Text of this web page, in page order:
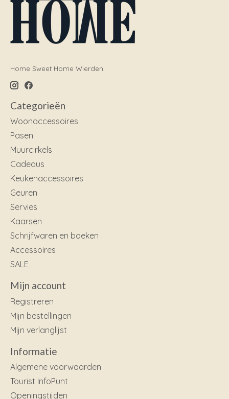
Home Sweet Home Wierden
Categorieën
Woonaccessoires
Pasen
Muurcirkels
Cadeaus
Keukenaccessoires
Geuren
Servies
Kaarsen
Schrijfwaren en boeken
Accessoires
SALE
Mijn account
Registreren
Mijn bestellingen
Mijn verlanglijst
Informatie
Algemene voorwaarden
Tourist InfoPunt
Openingstijden